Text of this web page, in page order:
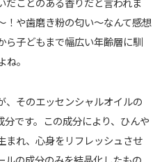
！や歯磨き粉の匂い〜なんて感想
ら子どもまで幅広い年齢層に馴
。
、そのエッセンシャルオイルの
です。この成分により、ひんや
まれ、心身をリフレッシュさせ